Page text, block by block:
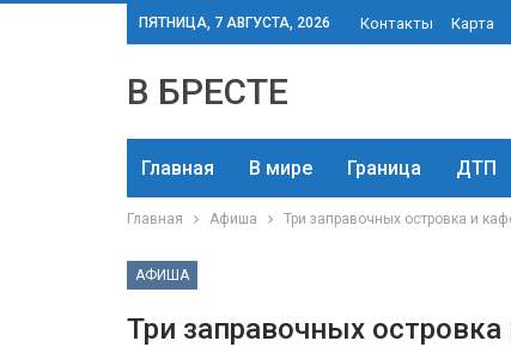
ПЯТНИЦА, 7 АВГУСТА, 2026 Контакты Карта
В БРЕСТЕ
Главная В мире Граница ДТП
Главная Афиша Три заправочных островка и
АФИША
Три заправочных островка